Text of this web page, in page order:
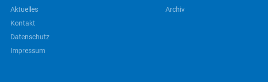
Aktuelles
Kontakt
Datenschutz
Impressum
Archiv